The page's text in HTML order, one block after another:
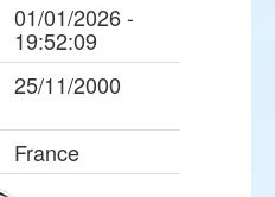
01/01/2026 -
19:52:09
25/11/2000
France